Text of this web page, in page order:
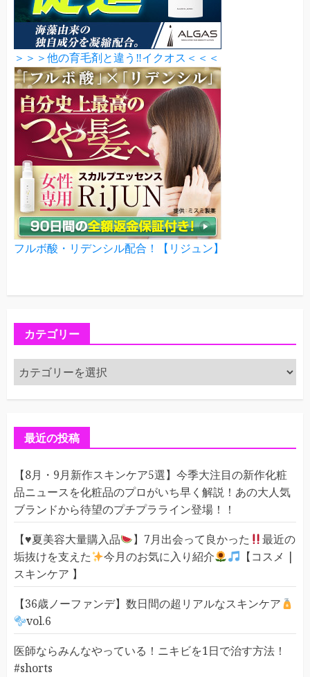
＞＞＞他の育毛剤と違う‼イクオス＜＜＜
フルボ酸・リデンシル配合！【リジュン】
カテゴリー
カ
テ
ゴ
最近の投稿
【8月・9月新作スキンケア5選】今季大注目の新作化粧
品ニュースを化粧品のプロがいち早く解説！あの大人気
ブランドから待望のプチプラライン登場！！
【♥️夏美容大量購入品 】7月出会って良かった
最近の
垢抜けを支えた
今月のお気に入り紹介
【コスメ |
スキンケア 】
【36歳ノーファンデ】数日間の超リアルなスキンケア
vol.6
医師ならみんなやっている！ニキビを1日で治す方法！
#shorts